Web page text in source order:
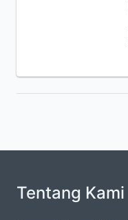
Tentang Kami